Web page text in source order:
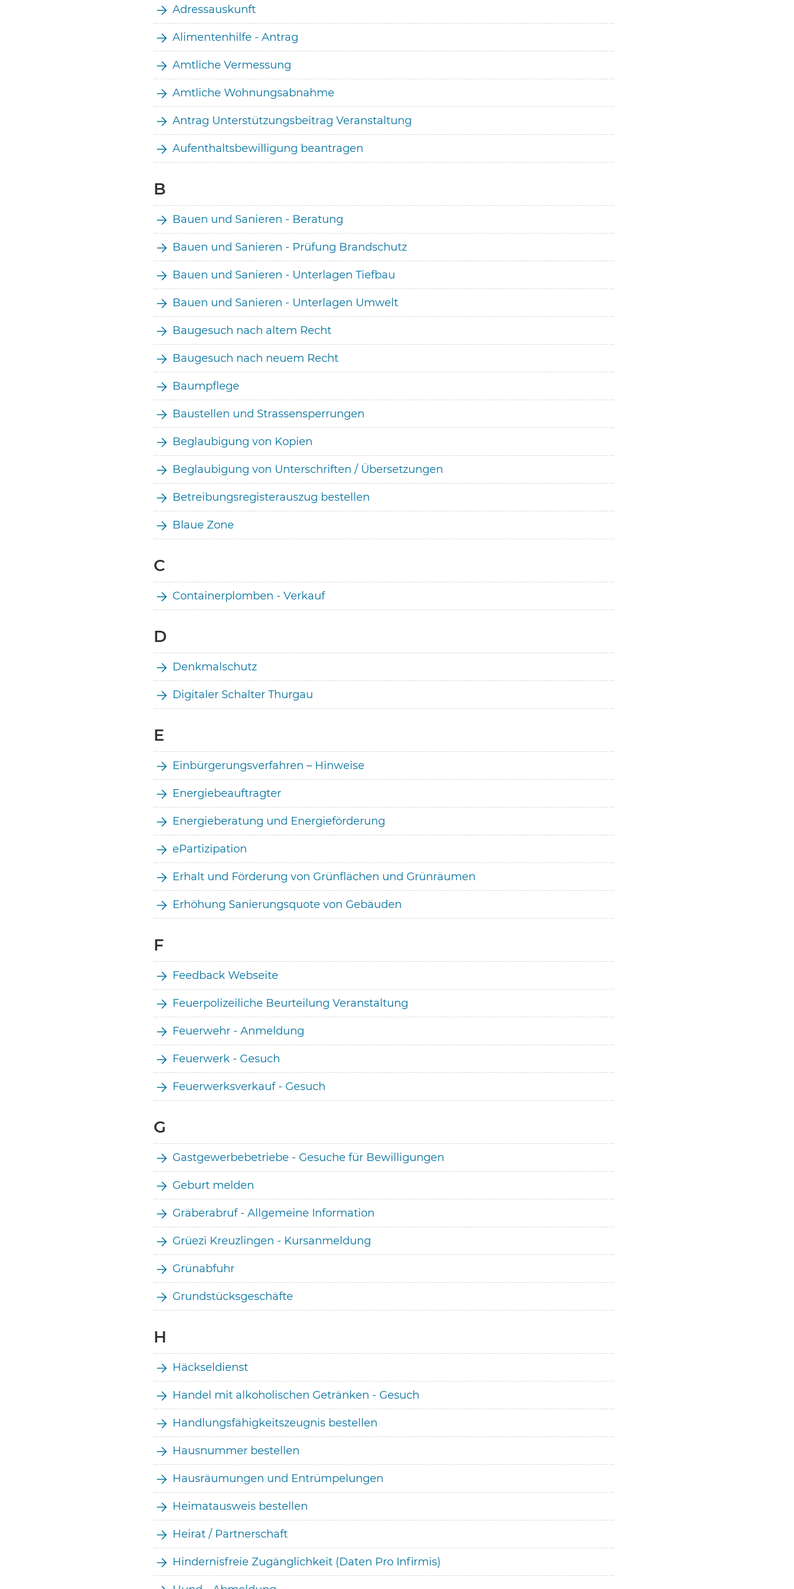
Adressauskunft
Alimentenhilfe - Antrag
Amtliche Vermessung
Amtliche Wohnungsabnahme
Antrag Unterstützungsbeitrag Veranstaltung
Aufenthaltsbewilligung beantragen
B
Bauen und Sanieren - Beratung
Bauen und Sanieren - Prüfung Brandschutz
Bauen und Sanieren - Unterlagen Tiefbau
Bauen und Sanieren - Unterlagen Umwelt
Baugesuch nach altem Recht
Baugesuch nach neuem Recht
Baumpflege
Baustellen und Strassensperrungen
Beglaubigung von Kopien
Beglaubigung von Unterschriften / Übersetzungen
Betreibungsregisterauszug bestellen
Blaue Zone
C
Containerplomben - Verkauf
D
Denkmalschutz
Digitaler Schalter Thurgau
E
Einbürgerungsverfahren – Hinweise
Energiebeauftragter
Energieberatung und Energieförderung
ePartizipation
Erhalt und Förderung von Grünflächen und Grünräumen
Erhöhung Sanierungsquote von Gebäuden
F
Feedback Webseite
Feuerpolizeiliche Beurteilung Veranstaltung
Feuerwehr - Anmeldung
Feuerwerk - Gesuch
Feuerwerksverkauf - Gesuch
G
Gastgewerbebetriebe - Gesuche für Bewilligungen
Geburt melden
Gräberabruf - Allgemeine Information
Grüezi Kreuzlingen - Kursanmeldung
Grünabfuhr
Grundstücksgeschäfte
H
Häckseldienst
Handel mit alkoholischen Getränken - Gesuch
Handlungsfähigkeitszeugnis bestellen
Hausnummer bestellen
Hausräumungen und Entrümpelungen
Heimatausweis bestellen
Heirat / Partnerschaft
Hindernisfreie Zugänglichkeit (Daten Pro Infirmis)